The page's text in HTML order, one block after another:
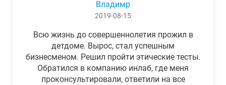
Владимр
2019-08-15
Всю жизнь до совершеннолетия прожил в
детдоме. Вырос, стал успешным
бизнесменом. Решил пройти этические тесты.
Обратился в компанию инлаб, где меня
проконсультировали, ответили на все